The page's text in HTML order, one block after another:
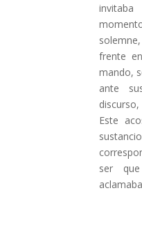
frente
mando,
ante
Este
ser